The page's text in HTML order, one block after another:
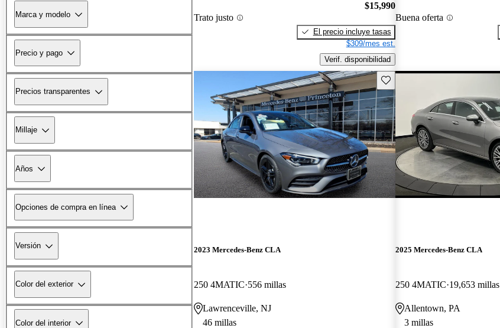
Marca y modelo
Precio y pago
Precios transparentes
Millaje
Años
Opciones de compra en línea
Versión
Color del exterior
Color del interior
Trato justo
$15,990
El precio incluye tasas
$309/mes est.
Verif. disponibilidad
Buena oferta
Guarda este Aviso
2023 Mercedes-Benz CLA
250 4MATIC 556 millas
Lawrenceville, NJ
46 millas
2025 Mercedes-Benz CLA
250 4MATIC 19,653 millas
Allentown, PA
3 millas